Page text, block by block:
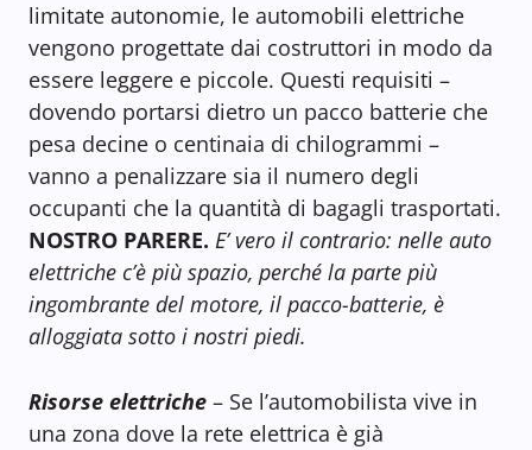
limitate autonomie, le automobili elettriche
vengono progettate dai costruttori in modo da
essere leggere e piccole. Questi requisiti –
dovendo portarsi dietro un pacco batterie che
pesa decine o centinaia di chilogrammi –
vanno a penalizzare sia il numero degli
occupanti che la quantità di bagagli trasportati.
NOSTRO PARERE. E’ vero il contrario: nelle auto
elettriche c’è più spazio, perché la parte più
ingombrante del motore, il pacco-batterie, è
alloggiata sotto i nostri piedi.
Risorse elettriche – Se l’automobilista vive in
una zona dove la rete elettrica è già